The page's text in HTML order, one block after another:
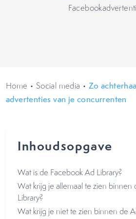
Home • Social media • Zo
advertenties van je concurrenten
Inhoudsopgave
Wat is de Facebook Ad Library?
Wat krijg je allemaal te zien binnen
Library?
Wat krijg je niet te zien binnen de